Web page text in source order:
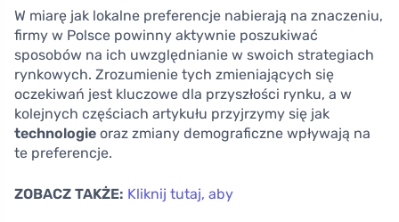
W miarę jak lokalne preferencje nabierają na znaczeniu,
firmy w Polsce powinny aktywnie poszukiwać
sposobów na ich uwzględnianie w swoich strategiach
rynkowych. Zrozumienie tych zmieniających się
oczekiwań jest kluczowe dla przyszłości rynku, a w
kolejnych częściach artykułu przyjrzymy się jak
technologie oraz zmiany demograficzne wpływają na
te preferencje.
ZOBACZ TAKŻE: Kliknij tutaj, aby